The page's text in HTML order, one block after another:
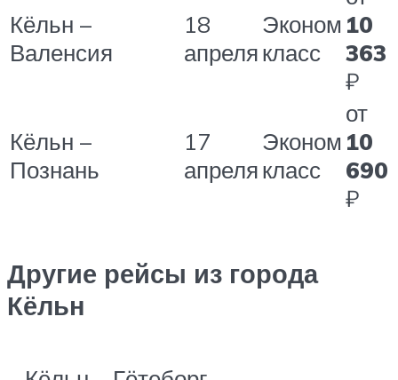
Кёльн –
Валенсия
18
апреля
Эконом
класс
10
363
₽
Кёльн –
Познань
17
апреля
Эконом
класс
от
10
690
₽
Другие рейсы из города
Кёльн